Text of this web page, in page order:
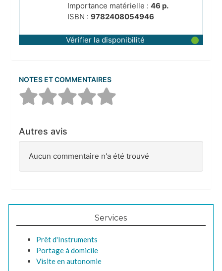
Importance matérielle : 46 p.
ISBN : 9782408054946
Vérifier la disponibilité
NOTES ET COMMENTAIRES
Autres avis
Aucun commentaire n'a été trouvé
Services
Prêt d'Instruments
Portage à domicile
Visite en autonomie